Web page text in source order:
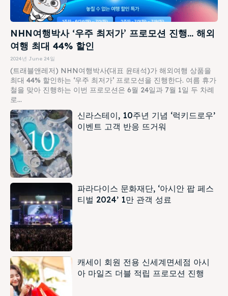
NHN여행박사 ‘우주 최저가’ 프로모션 진행… 해외
여행 최대 44% 할인
2024년 June 24일
(트래블앤레저) NHN여행박사(대표 윤태석)가 해외여행 상품을
최대 44% 할인하는 ‘우주 최저가’ 프로모션을 진행한다. 여름 휴가
철을 맞아 진행하는 이번 프로모션은 6월 24일과 7월 1일 두 차례
로...
신라스테이, 10주년 기념 ‘럭키드로우’
이벤트 고객 반응 뜨거워
파라다이스 문화재단, ‘아시안 팝 페스
티벌 2024’ 1만 관객 성료
캐세이 회원 전용 신세계면세점 아시
아 마일즈 더블 적립 프로모션 진행